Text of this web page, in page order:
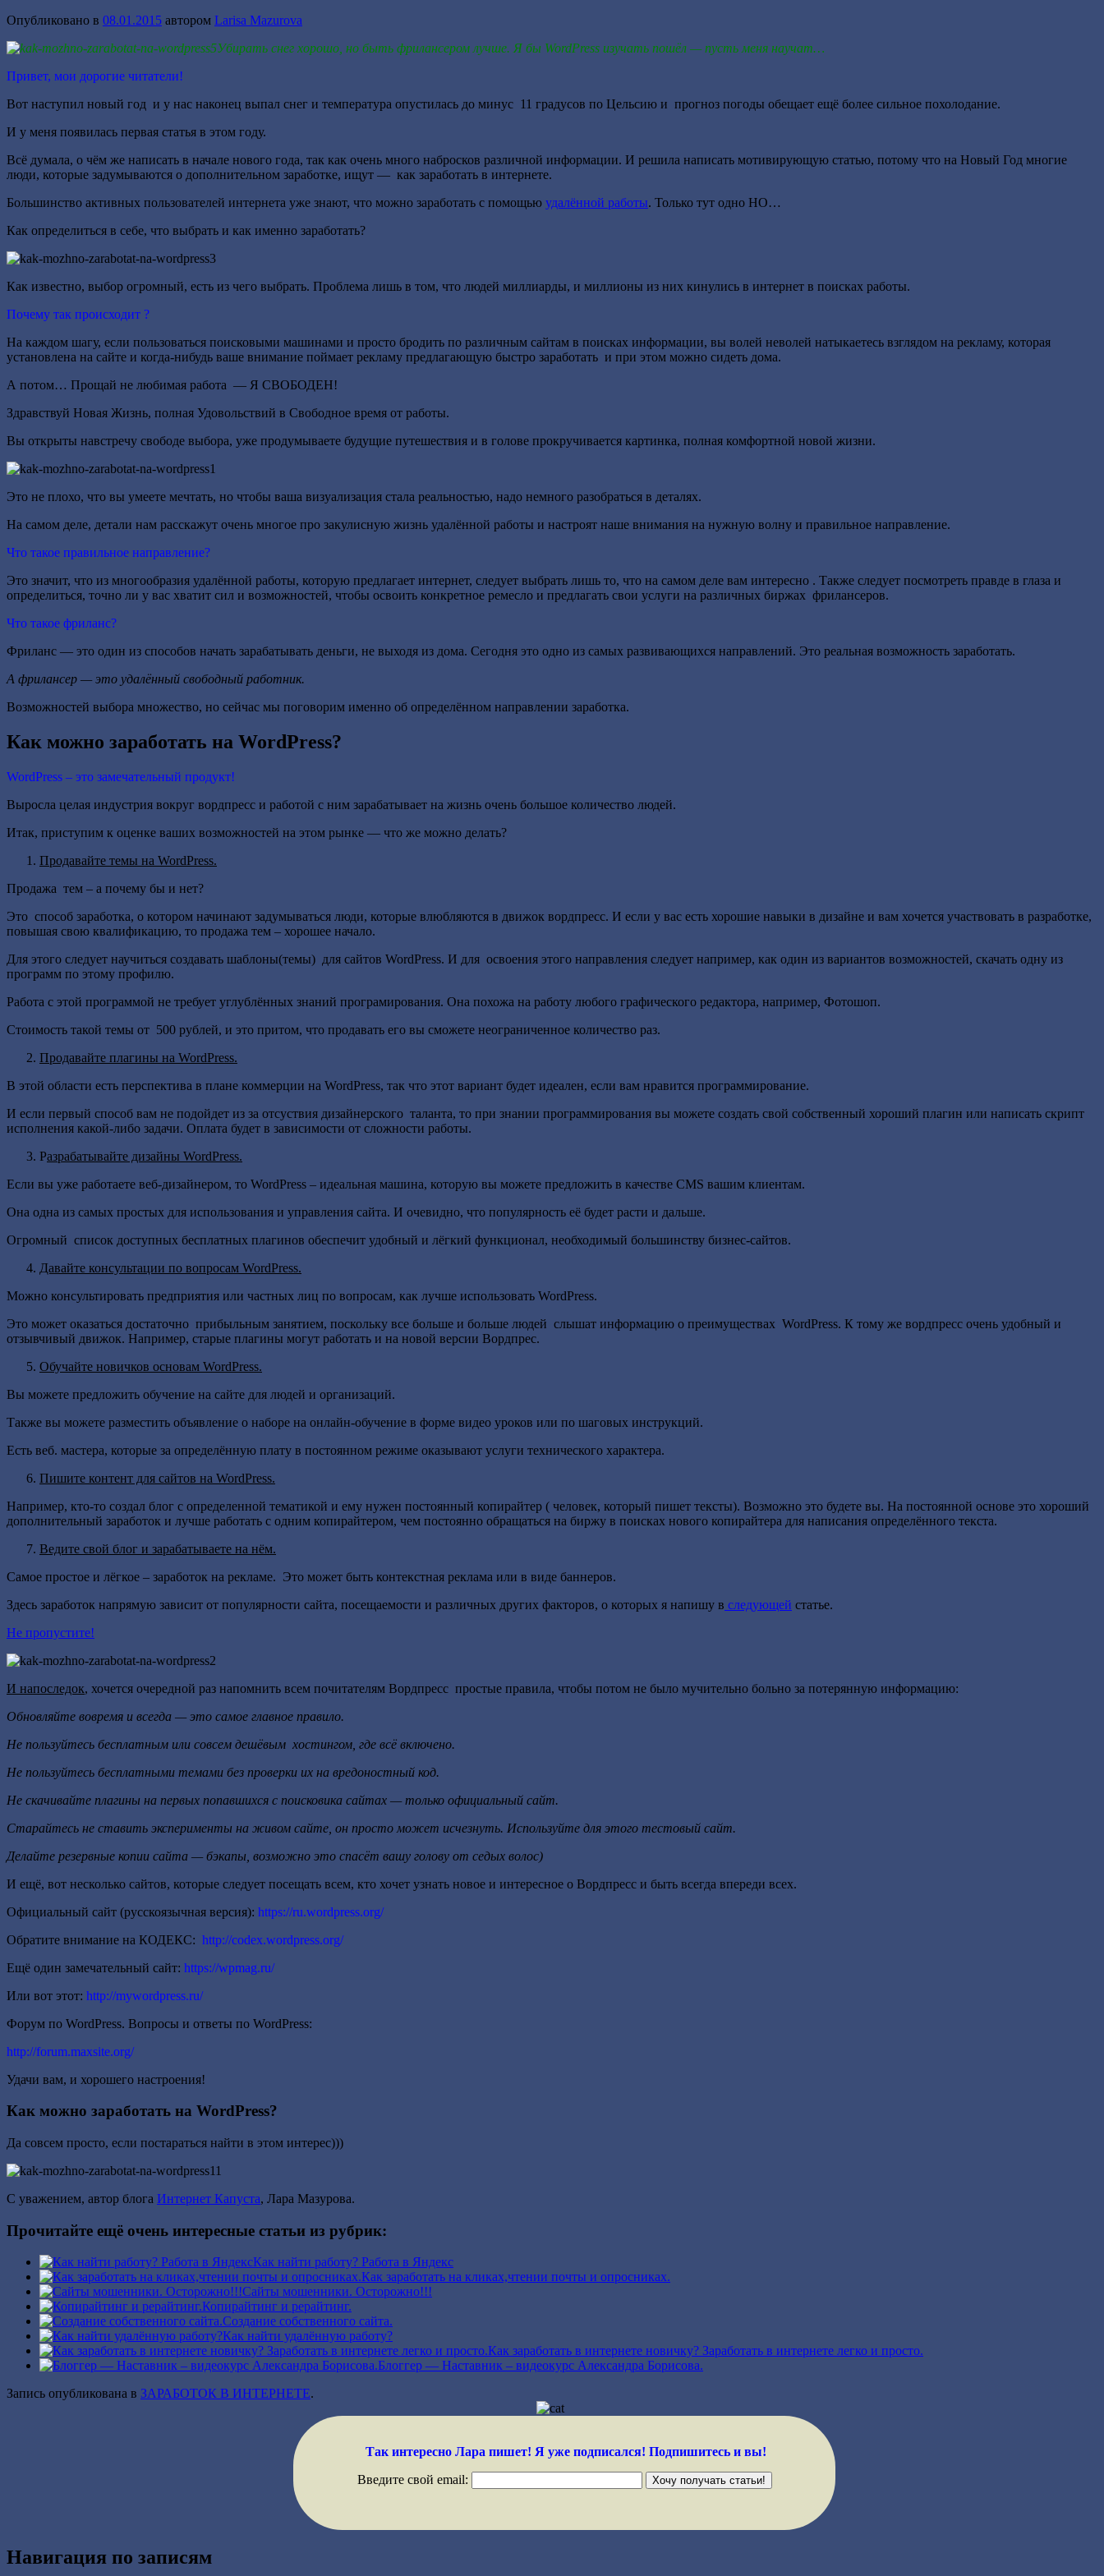
Опубликовано в 08.01.2015 автором Larisa Mazurova
Убирать снег хорошо, но быть фрилансером лучше. Я бы WordPress изучать пошёл — пусть меня научат…
Привет, мои дорогие читатели!
Вот наступил новый год и у нас наконец выпал снег и температура опустилась до минус 11 градусов по Цельсию и прогноз погоды обещает ещё более сильное похолодание.
И у меня появилась первая статья в этом году.
Всё думала, о чём же написать в начале нового года, так как очень много набросков различной информации. И решила написать мотивирующую статью, потому что на Новый Год многие
люди, которые задумываются о дополнительном заработке, ищут — как заработать в интернете.
Большинство активных пользователей интернета уже знают, что можно заработать с помощью удалённой работы. Только тут одно НО…
Как определиться в себе, что выбрать и как именно заработать?
Как известно, выбор огромный, есть из чего выбрать. Проблема лишь в том, что людей миллиарды, и миллионы из них кинулись в интернет в поисках работы.
Почему так происходит ?
На каждом шагу, если пользоваться поисковыми машинами и просто бродить по различным сайтам в поисках информации, вы волей неволей натыкаетесь взглядом на рекламу, которая
установлена на сайте и когда-нибудь ваше внимание поймает рекламу предлагающую быстро заработать и при этом можно сидеть дома.
А потом… Прощай не любимая работа — Я СВОБОДЕН!
Здравствуй Новая Жизнь, полная Удовольствий в Свободное время от работы.
Вы открыты навстречу свободе выбора, уже продумываете будущие путешествия и в голове прокручивается картинка, полная комфортной новой жизни.
Это не плохо, что вы умеете мечтать, но чтобы ваша визуализация стала реальностью, надо немного разобраться в деталях.
На самом деле, детали нам расскажут очень многое про закулисную жизнь удалённой работы и настроят наше внимания на нужную волну и правильное направление.
Что такое правильное направление?
Это значит, что из многообразия удалённой работы, которую предлагает интернет, следует выбрать лишь то, что на самом деле вам интересно . Также следует посмотреть правде в глаза и
определиться, точно ли у вас хватит сил и возможностей, чтобы освоить конкретное ремесло и предлагать свои услуги на различных биржах фрилансеров.
Что такое фриланс?
Фриланс — это один из способов начать зарабатывать деньги, не выходя из дома. Сегодня это одно из самых развивающихся направлений. Это реальная возможность заработать.
А фрилансер — это удалённый свободный работник.
Возможностей выбора множество, но сейчас мы поговорим именно об определённом направлении заработка.
Как можно заработать на WordPress?
WordPress – это замечательный продукт!
Выросла целая индустрия вокруг вордпресс и работой с ним зарабатывает на жизнь очень большое количество людей.
Итак, приступим к оценке ваших возможностей на этом рынке — что же можно делать?
Продавайте темы на WordPress.
Продажа тем – а почему бы и нет?
Это способ заработка, о котором начинают задумываться люди, которые влюбляются в движок вордпресс. И если у вас есть хорошие навыки в дизайне и вам хочется участвовать в разработке,
повышая свою квалификацию, то продажа тем – хорошее начало.
Для этого следует научиться создавать шаблоны(темы) для сайтов WordPress. И для освоения этого направления следует например, как один из вариантов возможностей, скачать одну из
программ по этому профилю.
Работа с этой программой не требует углублённых знаний програмирования. Она похожа на работу любого графического редактора, например, Фотошоп.
Стоимость такой темы от 500 рублей, и это притом, что продавать его вы сможете неограниченное количество раз.
Продавайте плагины на WordPress.
В этой области есть перспектива в плане коммерции на WordPress, так что этот вариант будет идеален, если вам нравится программирование.
И если первый способ вам не подойдет из за отсуствия дизайнерского таланта, то при знании программирования вы можете создать свой собственный хороший плагин или написать скрипт
исполнения какой-либо задачи. Оплата будет в зависимости от сложности работы.
Разрабатывайте дизайны WordPress.
Если вы уже работаете веб-дизайнером, то WordPress – идеальная машина, которую вы можете предложить в качестве CMS вашим клиентам.
Она одна из самых простых для использования и управления сайта. И очевидно, что популярность её будет расти и дальше.
Огромный список доступных бесплатных плагинов обеспечит удобный и лёгкий функционал, необходимый большинству бизнес-сайтов.
Давайте консультации по вопросам WordPress.
Можно консультировать предприятия или частных лиц по вопросам, как лучше использовать WordPress.
Это может оказаться достаточно прибыльным занятием, поскольку все больше и больше людей слышат информацию о преимуществах WordPress. К тому же вордпресс очень удобный и
отзывчивый движок. Например, старые плагины могут работать и на новой версии Вордпрес.
Обучайте новичков основам WordPress.
Вы можете предложить обучение на сайте для людей и организаций.
Также вы можете разместить объявление о наборе на онлайн-обучение в форме видео уроков или по шаговых инструкций.
Есть веб. мастера, которые за определённую плату в постоянном режиме оказывают услуги технического характера.
Пишите контент для сайтов на WordPress.
Например, кто-то создал блог с определенной тематикой и ему нужен постоянный копирайтер ( человек, который пишет тексты). Возможно это будете вы. На постоянной основе это хороший
дополнительный заработок и лучше работать с одним копирайтером, чем постоянно обращаться на биржу в поисках нового копирайтера для написания определённого текста.
Ведите свой блог и зарабатываете на нём.
Самое простое и лёгкое – заработок на рекламе. Это может быть контекстная реклама или в виде баннеров.
Здесь заработок напрямую зависит от популярности сайта, посещаемости и различных других факторов, о которых я напишу в следующей статье.
Не пропустите!
И напоследок, хочется очередной раз напомнить всем почитателям Вордпресс простые правила, чтобы потом не было мучительно больно за потерянную информацию:
Обновляйте вовремя и всегда — это самое главное правило.
Не пользуйтесь бесплатным или совсем дешёвым хостингом, где всё включено.
Не пользуйтесь бесплатными темами без проверки их на вредоностный код.
Не скачивайте плагины на первых попавшихся с поисковика сайтах — только официальный сайт.
Старайтесь не ставить эксперименты на живом сайте, он просто может исчезнуть. Используйте для этого тестовый сайт.
Делайте резервные копии сайта — бэкапы, возможно это спасёт вашу голову от седых волос)
И ещё, вот несколько сайтов, которые следует посещать всем, кто хочет узнать новое и интересное о Вордпресс и быть всегда впереди всех.
Официальный сайт (русскоязычная версия): https://ru.wordpress.org/
Обратите внимание на КОДЕКС: http://codex.wordpress.org/
Ещё один замечательный сайт: https://wpmag.ru/
Или вот этот: http://mywordpress.ru/
Форум по WordPress. Вопросы и ответы по WordPress:
http://forum.maxsite.org/
Удачи вам, и хорошего настроения!
Как можно заработать на WordPress?
Да совсем просто, если постараться найти в этом интерес)))
С уважением, автор блога Интернет Капуста, Лара Мазурова.
Прочитайте ещё очень интересные статьи из рубрик:
Как найти работу? Работа в Яндекс
Как заработать на кликах,чтении почты и опросниках.
Сайты мошенники. Осторожно!!!
Копирайтинг и рерайтинг.
Создание собственного сайта.
Как найти удалённую работу?
Как заработать в интернете новичку? Заработать в интернете легко и просто.
Блоггер — Наставник – видеокурс Александра Борисова.
Запись опубликована в ЗАРАБОТОК В ИНТЕРНЕТЕ.
Так интересно Лара пишет! Я уже подписался! Подпишитесь и вы!
Введите свой email:
Навигация по записям